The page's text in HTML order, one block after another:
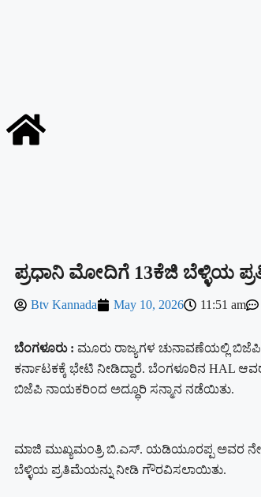
ಪ್ರಧಾನಿ ಮೋದಿಗೆ 13ಕೆಜಿ ಬೆಳ್ಳಿಯ
Btv Kannada May 10, 2026 11:51 am
ಬೆಂಗಳೂರು : ಮೂರು ರಾಜ್ಯಗಳ ಚುನಾವಣೆಯಲ್ಲಿ ಬಿಜೆಪಿ
ಕರ್ನಾಟಕಕ್ಕೆ ಭೇಟಿ ನೀಡಿದ್ದಾರೆ. ಬೆಂಗಳೂರಿನ HAL
ಬಿಜೆಪಿ ನಾಯಕರಿಂದ ಅದ್ಧೂರಿ ಸನ್ಮಾನ ನಡೆಯಿತು.
ಮಾಜಿ ಮುಖ್ಯಮಂತ್ರಿ ಬಿ.ಎಸ್. ಯಡಿಯೂರಪ್ಪ ಅವರ
ಬೆಳ್ಳಿಯ ಪ್ರತಿಮೆಯನ್ನು ನೀಡಿ ಗೌರವಿಸಲಾಯಿತು.